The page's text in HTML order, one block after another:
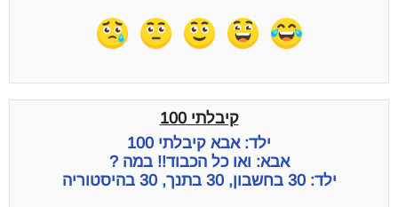
קיבלתי 100
ילד: אבא קיבלתי 100
אבא: ואו כל הכבוד!! במה ?
ילד: 30 בחשבון, 30 בתנך, 30 בהיסטוריה